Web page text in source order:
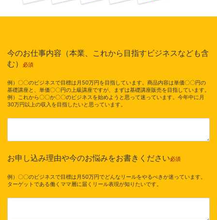
今のお仕事内容（本業、これから目指すビジネスなども含
む）
必須
例）〇〇のビジネスで目標は月50万円を目指しています。商品内容は単価〇〇円の
基礎講座と、単価〇〇円の上級講座ですが、まずは基礎講座販売を目指しています。
例）これから〇〇か〇〇のビジネスを始めようと思って迷っています。今年中に月
30万円以上の収入を目指したいと思っています。
お申し込み理由や今のお悩みをお書きください必須
例）〇〇のビジネスで目標は月50万円でどんなリールをやるべきか迷っています。
ターゲットである働くママ層に届くリール表現が知りたいです。